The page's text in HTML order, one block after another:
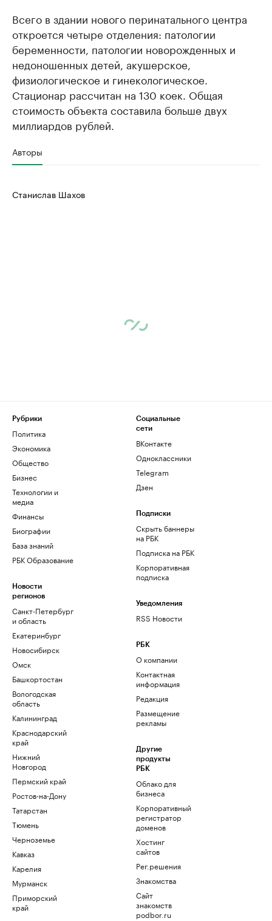
Всего в здании нового перинатального центра
откроется четыре отделения: патологии
беременности, патологии новорожденных и
недоношенных детей, акушерское,
физиологическое и гинекологическое.
Стационар рассчитан на 130 коек. Общая
стоимость объекта составила больше двух
миллиардов рублей.
Авторы
Станислав Шахов
Рубрики
Политика
Экономика
Общество
Бизнес
Технологии и
медиа
Финансы
Биографии
База знаний
РБК Образование
Новости
регионов
Санкт-Петербург
и область
Екатеринбург
Новосибирск
Омск
Башкортостан
Вологодская
область
Калининград
Краснодарский
край
Нижний
Новгород
Пермский край
Ростов-на-Дону
Татарстан
Тюмень
Черноземье
Кавказ
Карелия
Мурманск
Приморский
край
Социальные
сети
ВКонтакте
Одноклассники
Telegram
Дзен
Подписки
Скрыть баннеры
на РБК
Подписка на РБК
Корпоративная
подписка
Уведомления
RSS Новости
РБК
О компании
Контактная
информация
Редакция
Размещение
рекламы
Другие
продукты
РБК
Облако для
бизнеса
Корпоративный
регистратор
доменов
Хостинг
сайтов
Рег.решения
Знакомства
Сайт
знакомств
podbor.ru